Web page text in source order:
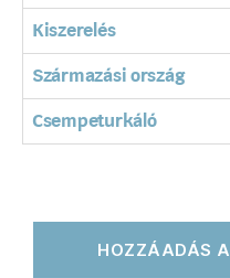
Kiszerelés
Származási ország
Csempeturkáló
HOZZÁADÁS